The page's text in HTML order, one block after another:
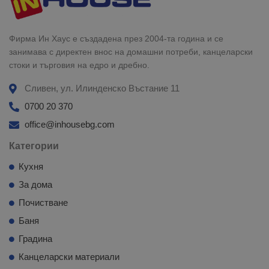
Фирма Ин Хаус е създадена през 2004-та година и се
занимава с директен внос на домашни потреби, канцеларски
стоки и търговия на едро и дребно.
Сливен, ул. Илинденско Въстание 11
0700 20 370
office@inhousebg.com
Категории
Кухня
За дома
Почистване
Баня
Градина
Канцеларски материали